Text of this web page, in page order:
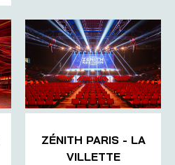
ZÉNITH PARIS - LA
VILLETTE